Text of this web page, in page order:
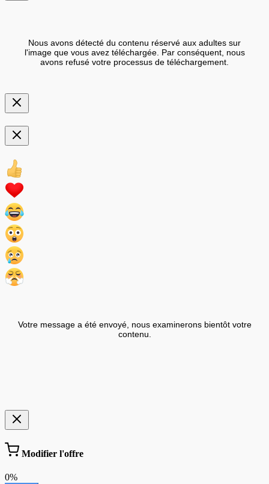
Nous avons détecté du contenu réservé aux adultes sur
l'image que vous avez téléchargée. Par conséquent, nous
avons refusé votre processus de téléchargement.
Votre message a été envoyé, nous examinerons bientôt votre
contenu.
Modifier l'offre
0%